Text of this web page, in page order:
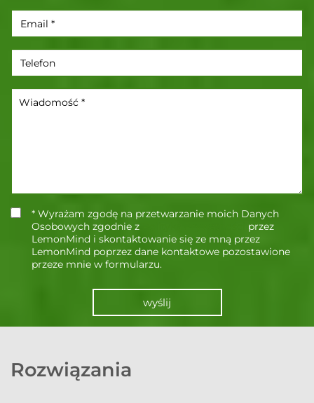
* Wyrażam zgodę na przetwarzanie moich Danych
Osobowych zgodnie z
przez
LemonMind i skontaktowanie się ze mną przez
LemonMind poprzez dane kontaktowe pozostawione
przeze mnie w formularzu.
wyślij
Rozwiązania